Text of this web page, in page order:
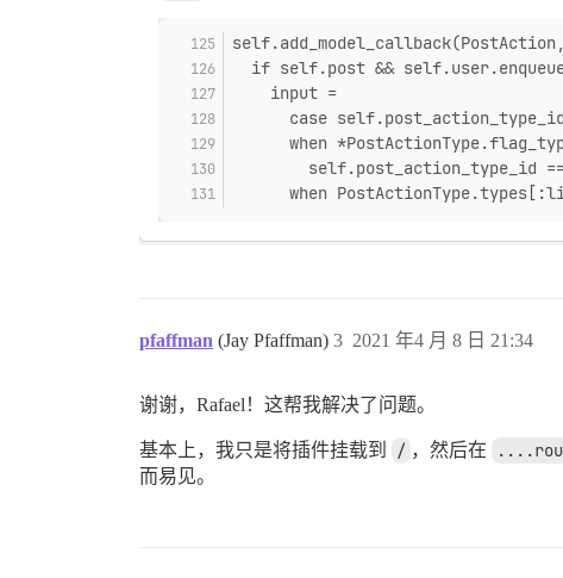
if self.post &&
    input =
      case self.post_action_type_id
when
self.post_action_type_id
when
pfaffman (Jay Pfaffman) 2021 年4 月 8 日 21:34
3
谢谢，Rafael！这帮我解决了问题。
基本上，我只是将插件挂载到 / ，然后在
而易见。